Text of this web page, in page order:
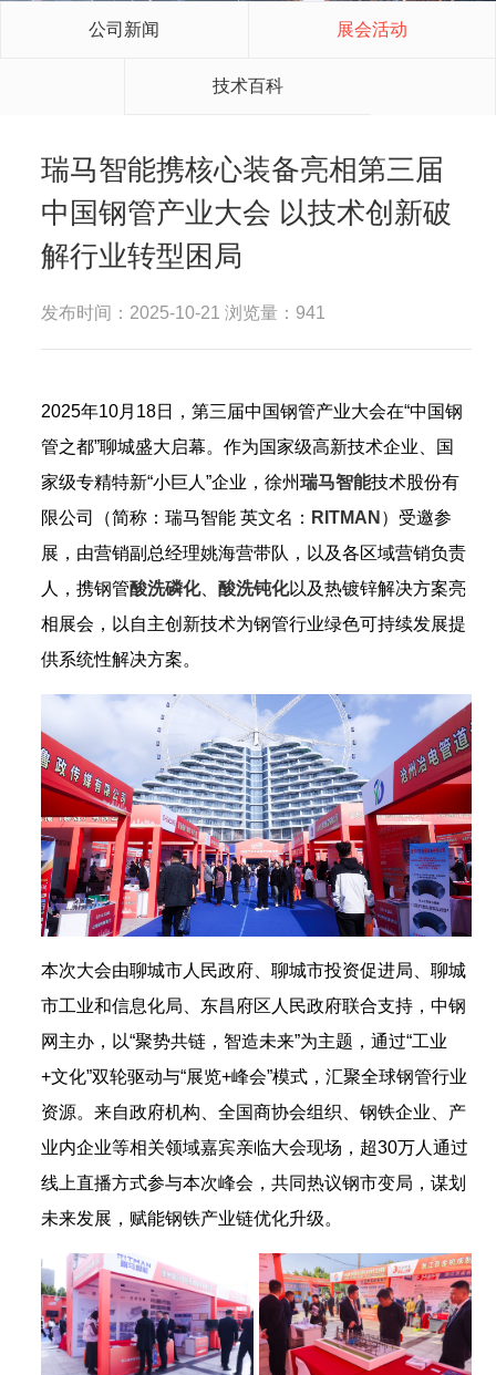
公司新闻 展会活动
技术百科
瑞马智能携核心装备亮相第三届
中国钢管产业大会 以技术创新破
解行业转型困局
发布时间：2025-10-21 浏览量：941
2025年10月18日，第三届中国钢管产业大会在“中国钢
管之都”聊城盛大启幕。作为国家级高新技术企业、国
家级专精特新“小巨人”企业，徐州瑞马智能技术股份有
限公司（简称：瑞马智能 英文名： RITMAN ）受邀参
展，由营销副总经理姚海营带队，以及各区域营销负责
人，携钢管酸洗磷化、酸洗钝化以及热镀锌解决方案亮
相展会，以自主创新技术为钢管行业绿色可持续发展提
供系统性解决方案。
本次大会由聊城市人民政府、聊城市投资促进局、聊城
市工业和信息化局、东昌府区人民政府联合支持，中钢
网主办，以“聚势共链，智造未来”为主题，通过“工业
+文化”双轮驱动与“展览+峰会”模式，汇聚全球钢管行业
资源。来自政府机构、全国商协会组织、钢铁企业、产
业内企业等相关领域嘉宾亲临大会现场，超30万人通过
线上直播方式参与本次峰会，共同热议钢市变局，谋划
未来发展，赋能钢铁产业链优化升级。